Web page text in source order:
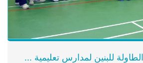
للبنين لمدارس تعليمية ...